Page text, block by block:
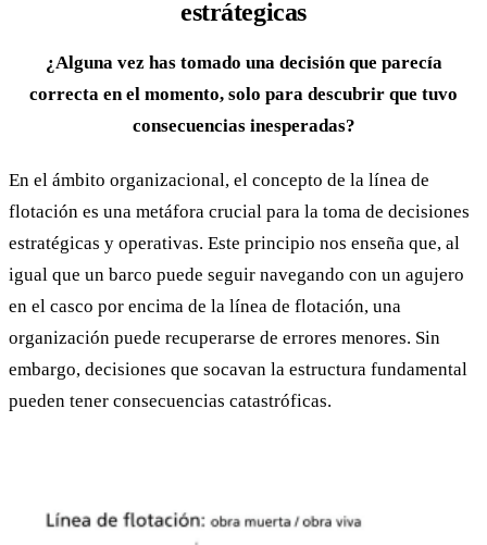
estrátegicas
¿Alguna vez has tomado una decisión que parecía
correcta en el momento, solo para descubrir que tuvo
consecuencias inesperadas?
En el ámbito organizacional, el concepto de la línea de
flotación es una metáfora crucial para la toma de decisiones
estratégicas y operativas. Este principio nos enseña que, al
igual que un barco puede seguir navegando con un agujero
en el casco por encima de la línea de flotación, una
organización puede recuperarse de errores menores. Sin
embargo, decisiones que socavan la estructura fundamental
pueden tener consecuencias catastróficas.